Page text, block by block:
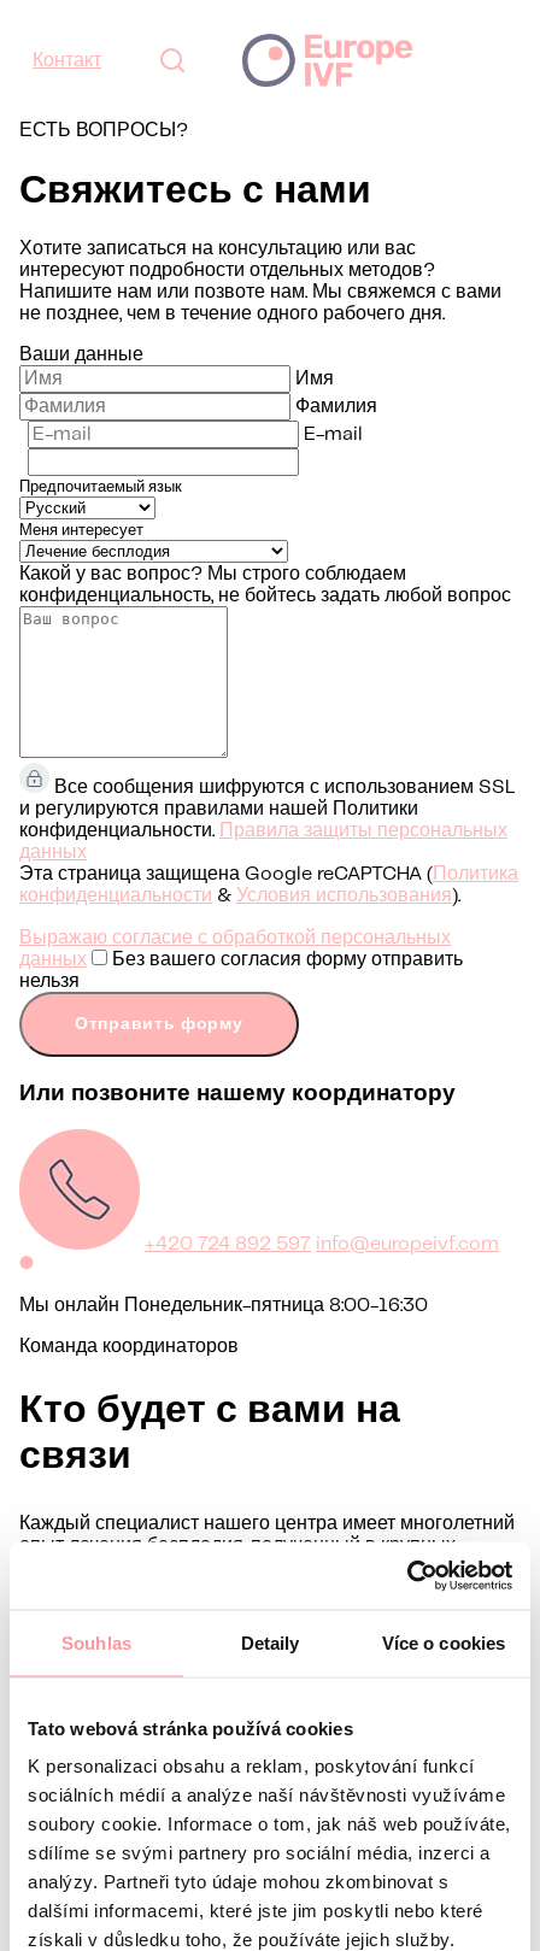
Souhlas Detaily Více o cookies
Tato webová stránka používá cookies
K personalizaci obsahu a reklam, poskytování funkcí
sociálních médií a analýze naší návštěvnosti využíváme
soubory cookie. Informace o tom, jak náš web používáte,
sdílíme se svými partnery pro sociální média, inzerci a
analýzy. Partneři tyto údaje mohou zkombinovat s
dalšími informacemi, které jste jim poskytli nebo které
získali v důsledku toho, že používáte jejich služby.
Контакт
ЕСТЬ ВОПРОСЫ?
Свяжитесь с нами
Хотите записаться на консультацию или вас
интересуют подробности отдельных методов?
Напишите нам или позвоте нам. Мы свяжемся с вами
не позднее, чем в течение одного рабочего дня.
Ваши данные
Имя
Фамилия
E-mail
Предпочитаемый язык
Меня интересует
Какой у вас вопрос? Мы строго соблюдаем
конфиденциальность, не бойтесь задать любой вопрос
Все сообщения шифруются с использованием SSL
и регулируются правилами нашей Политики
конфиденциальности.
Правила защиты персональных
данных
Эта страница защищена Google reCAPTCHA ( Политика
конфиденциальности & Условия использования).
Выражаю согласие с обработкой персональных
данных
Без вашего согласия форму отправить
нельзя
Отправить форму
Или позвоните нашему координатору
+420 724 892 597 info@europeivf.com
Мы онлайн Понедельник-пятница 8:00-16:30
Команда координаторов
Кто будет с вами на
связи
Каждый специалист нашего центра имеет многолетний
опыт лечения бесплодия, полученный в крупных
центрах вспомогательной репродукции, зарубежных
клиниках и на конгрессах, и помогает нашим клиентам